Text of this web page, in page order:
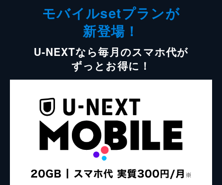
モバイルsetプランが
新登場！
U-NEXTなら毎月のスマホ代が
ずっとお得に！